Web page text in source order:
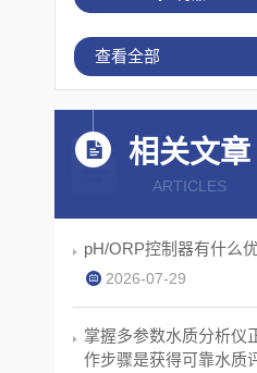
查看全部
相关文章
ARTICLES
pH/ORP控制器有什么优
2026-07-29
掌握多参数水质分析仪
作步骤是获得可靠水质